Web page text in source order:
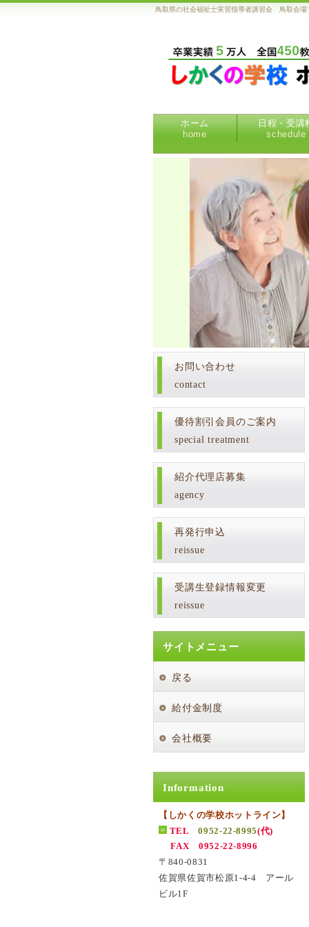
鳥取県の社会福祉士実習指導者講習会 鳥取会
ホーム
home
日程・受講
schedule
お問い合わせ
contact
優待割引会員のご案内
special treatment
紹介代理店募集
agency
再発行申込
reissue
受講生登録情報変更
reissue
サイトメニュー
戻る
給付金制度
会社概要
Information
【しかくの学校ホットライン】
TEL0952-22-8995(代)
FAX 0952-22-8996
〒840-0831
佐賀県佐賀市松原1-4-4 アール
ビル1F